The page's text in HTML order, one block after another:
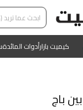
كيميت بازارأدوات المائدة
بين باج